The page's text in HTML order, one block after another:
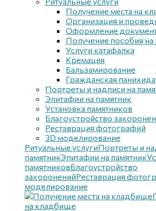
Получение места на
Организация и
Оформление
Получение пособия на
Услуги катафалка
Кремация
Бальзамирование
Гражданская панихида
Портреты и надписи на
Эпитафии на памятник
Установка памятников
Благоустройство
Реставрация фотографий
3D моделирование
Ритуальные услугиПортреты и
памятникЭпитафии на памятник
памятниковБлагоустройство
захороненийРеставрация
моделирование
на кладбище